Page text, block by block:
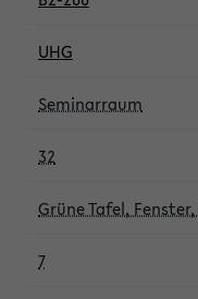
UHG
Seminarraum
32
Grüne Tafel,
7